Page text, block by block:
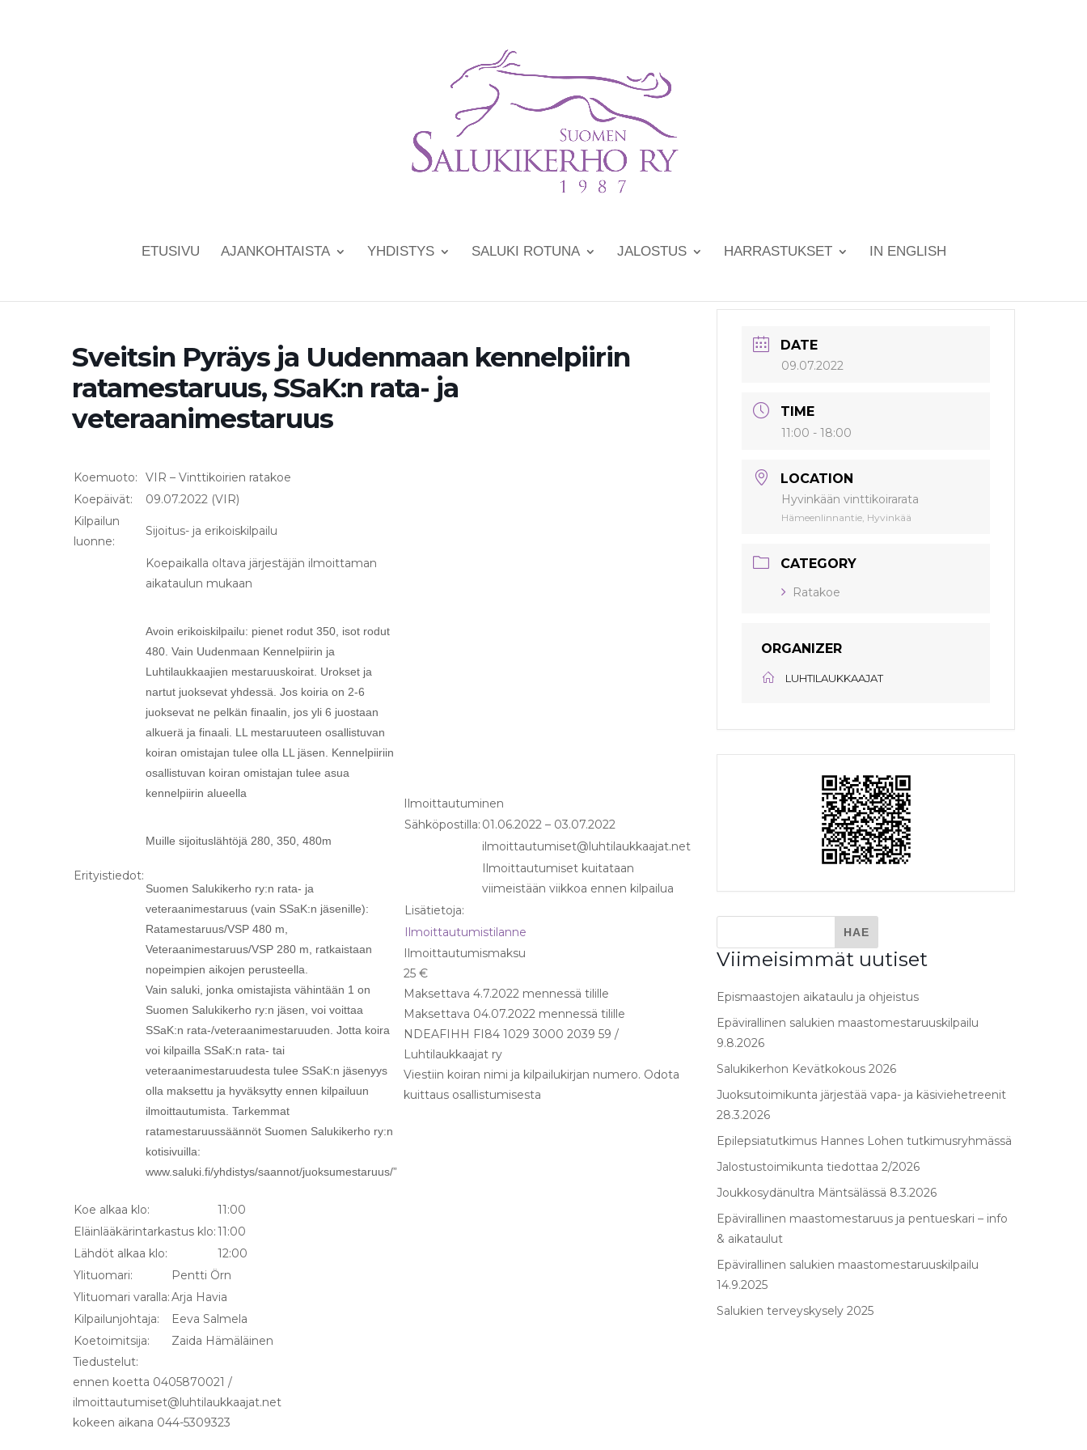
ETUSIVU AJANKOHTAISTA YHDISTYS SALUKI ROTUNA JALOSTUS HARRASTUKSET IN ENGLISH
Sveitsin Pyräys ja Uudenmaan kennelpiirin
ratamestaruus, SSaK:n rata- ja
veteraanimestaruus
Koemuoto:
VIR – Vinttikoirien ratakoe
Koepäivät:
09.07.2022 (VIR)
Kilpailun
luonne:
Sijoitus- ja erikoiskilpailu
Erityistiedot:
Koepaikalla oltava järjestäjän ilmoittaman
aikataulun mukaan
Avoin erikoiskilpailu: pienet rodut 350, isot rodut
480. Vain Uudenmaan Kennelpiirin ja
Luhtilaukkaajien mestaruuskoirat. Urokset ja
nartut juoksevat yhdessä. Jos koiria on 2-6
juoksevat ne pelkän finaalin, jos yli 6 juostaan
alkuerä ja finaali. LL mestaruuteen osallistuvan
koiran omistajan tulee olla LL jäsen. Kennelpiiriin
osallistuvan koiran omistajan tulee asua
kennelpiirin alueella
Muille sijoituslähtöjä 280, 350, 480m
Suomen Salukikerho ry:n rata- ja
veteraanimestaruus (vain SSaK:n jäsenille):
Ratamestaruus/VSP 480 m,
Veteraanimestaruus/VSP 280 m, ratkaistaan
nopeimpien aikojen perusteella.
Vain saluki, jonka omistajista vähintään 1 on
Suomen Salukikerho ry:n jäsen, voi voittaa
SSaK:n rata-/veteraanimestaruuden. Jotta koira
voi kilpailla SSaK:n rata- tai
veteraanimestaruudesta tulee SSaK:n jäsenyys
olla maksettu ja hyväksytty ennen kilpailuun
ilmoittautumista. Tarkemmat
ratamestaruussäännöt Suomen Salukikerho ry:n
kotisivuilla:
www.saluki.fi/yhdistys/saannot/juoksumestaruus/”
Koe alkaa klo:
11:00
Eläinlääkärintarkastus klo:11:00
Lähdöt alkaa klo:
12:00
Ylituomari:
Pentti Örn
Ylituomari varalla:Arja Havia
Kilpailunjohtaja:
Eeva Salmela
Koetoimitsija:
Zaida Hämäläinen
Tiedustelut:
ennen koetta 0405870021 /
ilmoittautumiset@luhtilaukkaajat.net
kokeen aikana 044-5309323
Ilmoittautuminen
Sähköpostilla: 01.06.2022 – 03.07.2022
ilmoittautumiset@luhtilaukkaajat.net
Ilmoittautumiset kuitataan
viimeistään viikkoa ennen kilpailua
Lisätietoja:
Ilmoittautumistilanne
Ilmoittautumismaksu
25 €
Maksettava 4.7.2022 mennessä tilille
Maksettava 04.07.2022 mennessä tilille
NDEAFIHH FI84 1029 3000 2039 59 /
Luhtilaukkaajat ry
Viestiin koiran nimi ja kilpailukirjan numero. Odota
kuittaus osallistumisesta
DATE
09.07.2022
TIME
11:00 - 18:00
LOCATION
Hyvinkään vinttikoirarata
Hämeenlinnantie, Hyvinkää
CATEGORY
Ratakoe
ORGANIZER
LUHTILAUKKAAJAT
Viimeisimmät uutiset
Epismaastojen aikataulu ja ohjeistus
Epävirallinen salukien maastomestaruuskilpailu
9.8.2026
Salukikerhon Kevätkokous 2026
Juoksutoimikunta järjestää vapa- ja käsiviehetreenit
28.3.2026
Epilepsiatutkimus Hannes Lohen tutkimusryhmässä
Jalostustoimikunta tiedottaa 2/2026
Joukkosydänultra Mäntsälässä 8.3.2026
Epävirallinen maastomestaruus ja pentueskari – info
& aikataulut
Epävirallinen salukien maastomestaruuskilpailu
14.9.2025
Salukien terveyskysely 2025